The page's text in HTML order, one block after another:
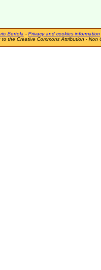
Bertola - Privacy and cookies information
to the Creative Commons Attribution - Non